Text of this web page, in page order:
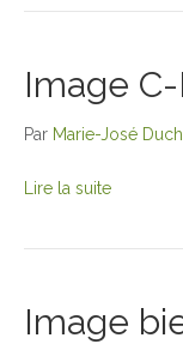
Image
Par Marie-José
Lire la suite
Image